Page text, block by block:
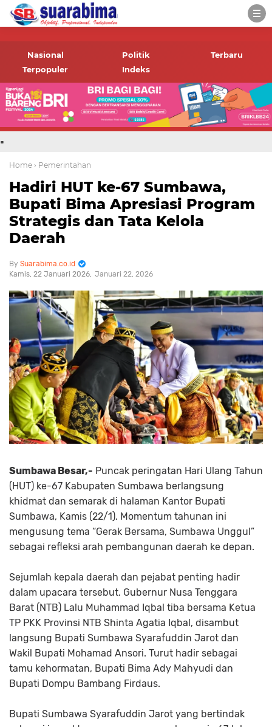
-->
informasi terbaru tentang
Bima dan daerah sekitar
Nasional Politik
Terbaru
Terpopuler
Indeks
.
Home › Pemerintahan
Hadiri HUT ke-67 Sumbawa,
Bupati Bima Apresiasi Program
Strategis dan Tata Kelola
Daerah
Suarabima.co.id
Kamis, 22 Januari 2026 Januari 22, 2026
Sumbawa Besar,- Puncak peringatan Hari Ulang Tahun
(HUT) ke-67 Kabupaten Sumbawa berlangsung
khidmat dan semarak di halaman Kantor Bupati
Sumbawa, Kamis (22/1). Momentum tahunan ini
mengusung tema “Gerak Bersama, Sumbawa Unggul”
sebagai refleksi arah pembangunan daerah ke depan.
Sejumlah kepala daerah dan pejabat penting hadir
dalam upacara tersebut. Gubernur Nusa Tenggara
Barat (NTB) Lalu Muhammad Iqbal tiba bersama Ketua
TP PKK Provinsi NTB Shinta Agatia Iqbal, disambut
langsung Bupati Sumbawa Syarafuddin Jarot dan
Wakil Bupati Mohamad Ansori. Turut hadir sebagai
tamu kehormatan, Bupati Bima Ady Mahyudi dan
Bupati Dompu Bambang Firdaus.
Bupati Sumbawa Syarafuddin Jarot yang bertindak